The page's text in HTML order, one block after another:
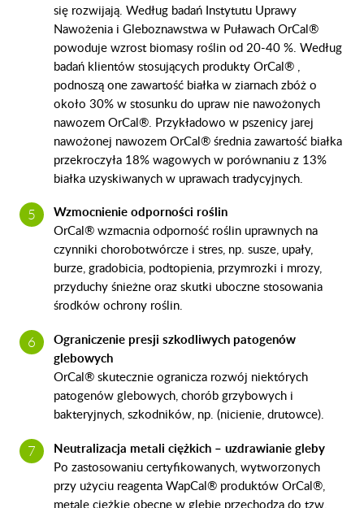
się rozwijają. Według badań Instytutu Uprawy
Nawożenia i Gleboznawstwa w Puławach OrCal®
powoduje wzrost biomasy roślin od 20-40 %. Według
badań klientów stosujących produkty OrCal® ,
podnoszą one zawartość białka w ziarnach zbóż o
około 30% w stosunku do upraw nie nawożonych
nawozem OrCal®. Przykładowo w pszenicy jarej
nawożonej nawozem OrCal® średnia zawartość białka
przekroczyła 18% wagowych w porównaniu z 13%
białka uzyskiwanych w uprawach tradycyjnych.
Wzmocnienie odporności roślin
OrCal® wzmacnia odporność roślin uprawnych na
czynniki chorobotwórcze i stres, np. susze, upały,
burze, gradobicia, podtopienia, przymrozki i mrozy,
przyduchy śnieżne oraz skutki uboczne stosowania
środków ochrony roślin.
Ograniczenie presji szkodliwych patogenów
glebowych
OrCal® skutecznie ogranicza rozwój niektórych
patogenów glebowych, chorób grzybowych i
bakteryjnych, szkodników, np. (nicienie, drutowce).
Neutralizacja metali ciężkich – uzdrawianie gleby
Po zastosowaniu certyfikowanych, wytworzonych
przy użyciu reagenta WapCal® produktów OrCal®,
metale ciężkie obecne w glebie przechodzą do tzw.